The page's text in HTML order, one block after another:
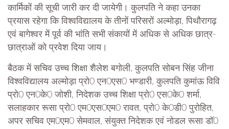
कार्मिकों की सूची जारी कर दी जायेगी। कुलपति ने कहा उनका
प्रयास रहेगा कि विश्वविद्यालय के तीनों परिसरों अल्मोड़ा, पिथौरागढ़
एवं बागेश्वर में पूर्व की भांति सभी संकायों में अधिक से अधिक छात्र-
छात्राओं को प्रवेश दिया जाय।
बैठक में सचिव उच्च शिक्षा शैलेश बगोली, कुलपति सोबन सिंह जीना
विश्वविद्यालय अल्मोड़ा प्रो0 एन0एस0 भण्डारी, कुलपति कुमांऊ विवि
प्रो0 एन0के0 जोशी, निदेशक उच्च शिक्षा प्रो0 एस0के0 शर्मा,
सलाहकार रूसा प्रो0 एम0एस0एम0 रावत, प्रो0 के0डी0 पुरोहित,
अपर सचिव एम0एम0 सेमवाल, संयुक्त निदेशक एवं नोडल रूसा डॉ0